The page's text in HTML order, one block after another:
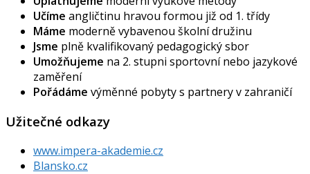
Učíme angličtinu hravou formou již od 1. třídy
Máme moderně vybavenou školní družinu
Jsme plně kvalifikovaný pedagogický sbor
Umožňujeme na 2. stupni sportovní nebo jazykové
zaměření
Pořádáme výměnné pobyty s partnery v zahraničí
Užitečné odkazy
www.impera-akademie.cz
Blansko.cz